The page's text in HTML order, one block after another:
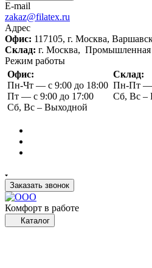
E-mail
zakaz@filatex.ru
Адрес
Офис: 117105, г. Москва,
Склад: г. Москва, Промышленная
Режим работы
Офис:
Пн-Чт — с 9:00 до 18:00
Пт — с 9:00 до 17:00
Сб, Вс – Выходной
Склад:
Пн-Пт —
Сб, Вс –
Заказать звонок
Комфорт в работе
Каталог